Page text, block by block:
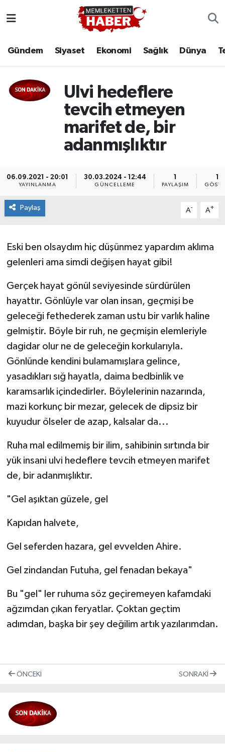
Gündem Siyaset Ekonomi Sağlık Dünya
Ulvi hedeflere
tevcih etmeyen
marifet de, bir
adanmışlıktır
06.09.2021 - 20:01
YAYINLANMA
30.03.2024 - 12:44
GÜNCELLEME PAYLAŞIM
Paylaş A- A+
Eski ben olsaydım hiç düşünmez yapardım aklıma
gelenleri ama simdi değişen hayat gibi!
Gerçek hayat gönül seviyesinde sürdürülen
hayattır. Gönlüyle var olan insan, geçmişi be
geleceği fethederek zaman ustu bir varlık haline
gelmiştir. Böyle bir ruh, ne geçmişin elemleriyle
dagidar olur ne de geleceğin korkularıyla.
Gönlünde kendini bulamamışlara gelince,
yasadıkları sığ hayatla, daima bedbinlik ve
karamsarlık içindedirler. Böylelerinin nazarında,
mazi korkunç bir mezar, gelecek de dipsiz bir
kuyudur ölseler de azap, kalsalar da...
Ruha mal edilmemiş bir ilim, sahibinin sırtında bir
yük insani ulvi hedeflere tevcih etmeyen marifet
de, bir adanmışlıktır.
"Gel aşıktan güzele, gel
Kapıdan halvete,
Gel seferden hazara, gel evvelden Ahire.
Gel zindandan Futuha, gel fenadan bekaya"
Bu "gel" ler ruhuma söz geçiremeyen kafamdaki
ağzımdan çıkan feryatlar. Çoktan geçtim
adımdan, başka bir şey değilim artık yazılarımdan.
ÖNCEKI SONRAKI